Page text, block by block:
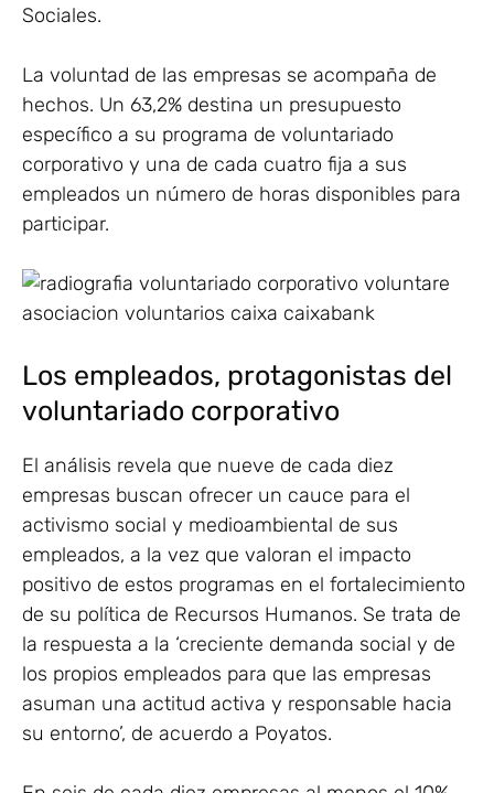
Sociales.
La voluntad de las empresas se acompaña de
hechos. Un 63,2% destina un presupuesto
específico a su programa de voluntariado
corporativo y una de cada cuatro fija a sus
empleados un número de horas disponibles para
participar.
Los empleados, protagonistas del
voluntariado corporativo
El análisis revela que nueve de cada diez
empresas buscan ofrecer un cauce para el
activismo social y medioambiental de sus
empleados, a la vez que valoran el impacto
positivo de estos programas en el fortalecimiento
de su política de Recursos Humanos. Se trata de
la respuesta a la ‘creciente demanda social y de
los propios empleados para que las empresas
asuman una actitud activa y responsable hacia
su entorno’, de acuerdo a Poyatos.